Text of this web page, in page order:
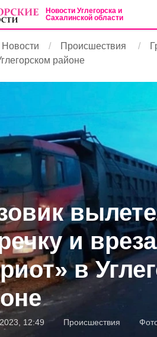
Новости Углегорска и
Сахалинской области
Новости Происшествия
районе
и
в
12:49 Происшествия